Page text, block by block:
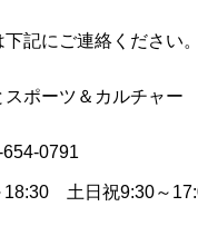
下記にご連絡ください。
スポーツ＆カルチャ
0791
18:30 土日祝9:30～